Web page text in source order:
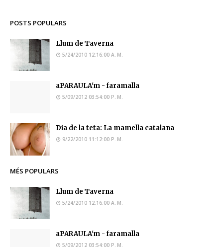
POSTS POPULARS
Llum de Taverna
5/24/2010 12:16:00 A. M.
aPARAULA'm - faramalla
5/09/2012 03:54:00 P. M.
Dia de la teta: La mamella catalana
9/22/2010 11:12:00 P. M.
MÉS POPULARS
Llum de Taverna
5/24/2010 12:16:00 A. M.
aPARAULA'm - faramalla
5/09/2012 03:54:00 P. M.